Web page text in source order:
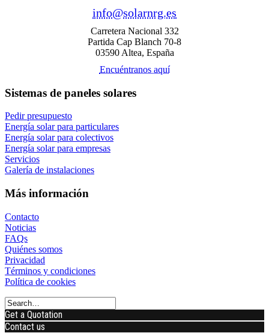
info@solarnrg.es
Carretera Nacional 332
Partida Cap Blanch 70-8
03590 Altea, España
Encuéntranos aquí
Sistemas de paneles solares
Pedir presupuesto
Energía solar para particulares
Energía solar para colectivos
Energía solar para empresas
Servicios
Galería de instalaciones
Más información
Contacto
Noticias
FAQs
Quiénes somos
Privacidad
Términos y condiciones
Política de cookies
Get a Quotation
Contact us